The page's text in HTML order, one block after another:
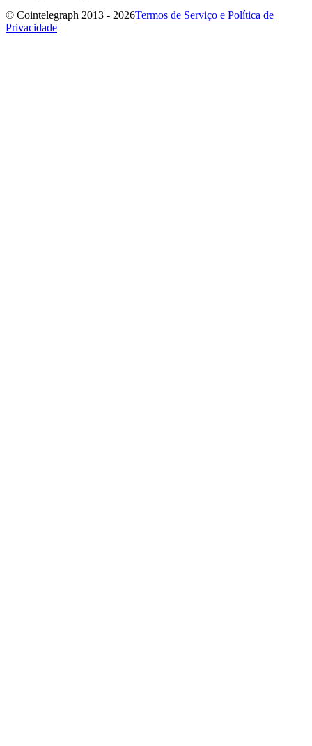
© Cointelegraph 2013 - 2026Termos de Serviço e Política de
Privacidade